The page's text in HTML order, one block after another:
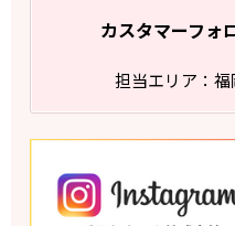
カスタマーフォ
担当エリア：